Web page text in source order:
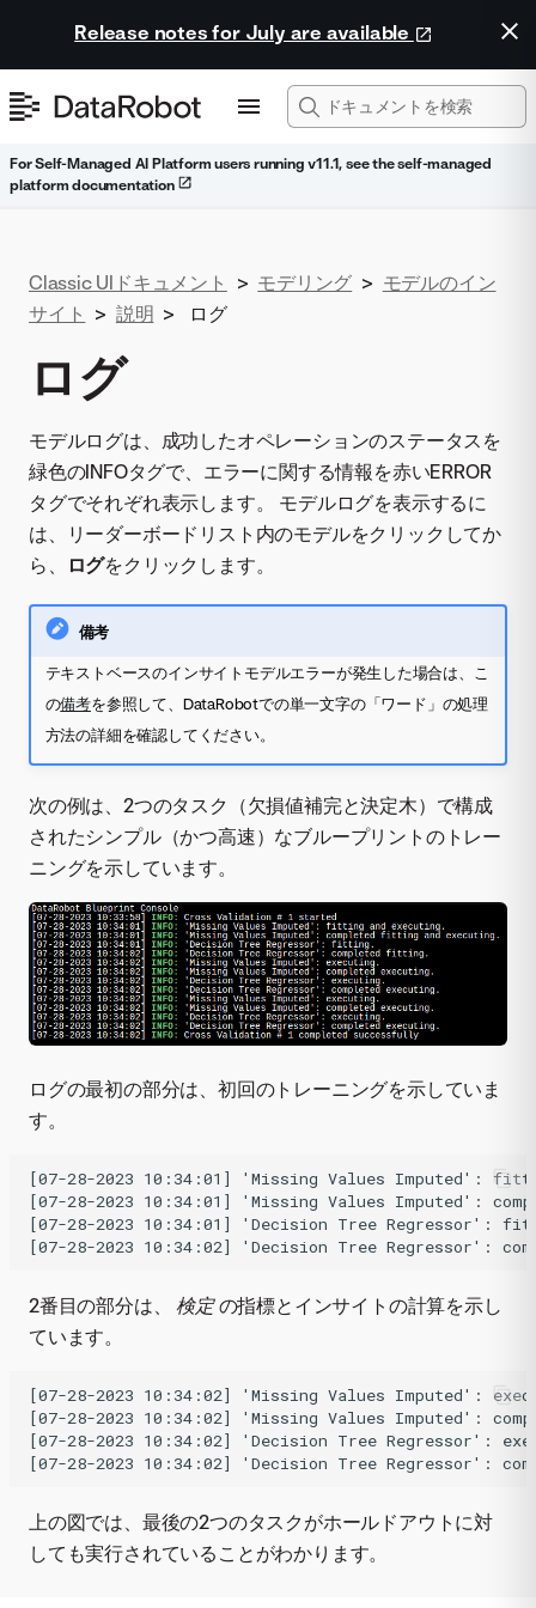
Release notes for July are available
For Self-Managed AI Platform users running v11.1, see the self-managed
platform documentation
Classic UIドキュメント > モデリング > モデルのイン
サイト > 説明 > ログ
ログ
モデルログは、成功したオペレーションのステータスを
緑色のINFOタグで、エラーに関する情報を赤いERROR
タグでそれぞれ表示します。 モデルログを表示するに
は、リーダーボードリスト内のモデルをクリックしてか
ら、
ログをクリックします。
備考
テキストベースのインサイトモデルエラーが発生した場合は、こ
の備考を参照して、DataRobotでの単一文字の「ワード」の処理
方法の詳細を確認してください。
次の例は、2つのタスク（欠損値補完と決定木）で構成
されたシンプル（かつ高速）なブループリントのトレー
ニングを示しています。
ログの最初の部分は、初回のトレーニングを示していま
す。
[07-28-2023 10:34:01] 'Missing Values Imputed':
[07-28-2023 10:34:01] 'Missing Values Imputed':
[07-28-2023 10:34:01] 'Decision Tree Regressor':
2番目の部分は、検定の指標とインサイトの計算を示し
ています。
[07-28-2023 10:34:02] 'Missing Values Imputed':
[07-28-2023 10:34:02] 'Missing Values Imputed':
[07-28-2023 10:34:02] 'Decision Tree Regressor':
上の図では、最後の2つのタスクがホールドアウトに対
しても実行されていることがわかります。